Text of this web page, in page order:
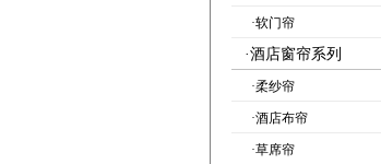
·软门帘
·酒店窗帘系列
·柔纱帘
·酒店布帘
·草席帘